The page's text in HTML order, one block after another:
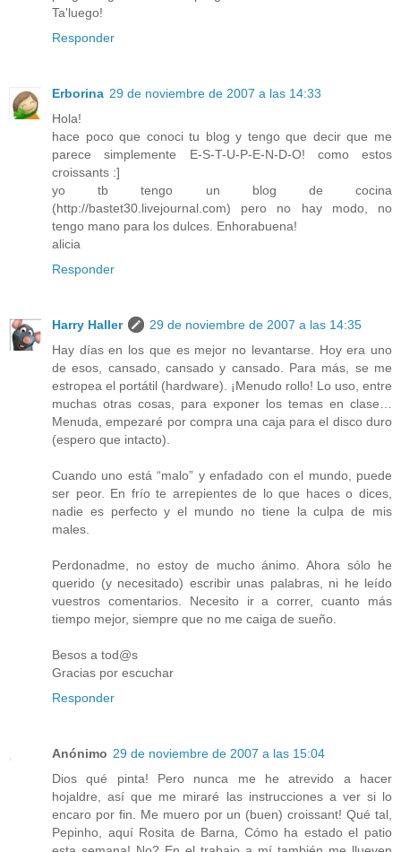
Ta'luego!
Responder
Erborina 29 de noviembre de 2007 a las 14:33
Hola!
hace poco que conoci tu blog y tengo que decir que me
parece simplemente E-S-T-U-P-E-N-D-O! como estos
croissants :]
yo tb tengo un blog de cocina
(http://bastet30.livejournal.com) pero no hay modo, no
tengo mano para los dulces. Enhorabuena!
alicia
Responder
Harry Haller
29 de noviembre de 2007 a las 14:35
Hay días en los que es mejor no levantarse. Hoy era uno
de esos, cansado, cansado y cansado. Para más, se me
estropea el portátil (hardware). ¡Menudo rollo! Lo uso, entre
muchas otras cosas, para exponer los temas en clase…
Menuda, empezaré por compra una caja para el disco duro
(espero que intacto).
Cuando uno está “malo” y enfadado con el mundo, puede
ser peor. En frío te arrepientes de lo que haces o dices,
nadie es perfecto y el mundo no tiene la culpa de mis
males.
Perdonadme, no estoy de mucho ánimo. Ahora sólo he
querido (y necesitado) escribir unas palabras, ni he leído
vuestros comentarios. Necesito ir a correr, cuanto más
tiempo mejor, siempre que no me caiga de sueño.
Besos a tod@s
Gracias por escuchar
Responder
Anónimo 29 de noviembre de 2007 a las 15:04
Dios qué pinta! Pero nunca me he atrevido a hacer
hojaldre, así que me miraré las instrucciones a ver si lo
encaro por fin. Me muero por un (buen) croissant! Qué tal,
Pepinho, aquí Rosita de Barna, Cómo ha estado el patio